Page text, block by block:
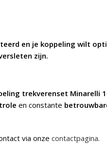
en je koppeling wilt
zijn.
trekverenset Minarelli
en constante
via onze contactpagina.